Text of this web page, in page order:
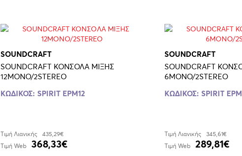
SOUNDCRAFT
SOUNDCRAFT ΚΟΝΣΟΛΑ ΜΙΞΗΣ
12MONO/2STEREO
ΚΩΔΙΚΟΣ: SPIRIT EPM12
Τιμή Λιανικής
435,29€
Τιμή Web
368,33€
SOUNDCRAFT
SOUNDCRAFT
6MONO/2STEREO
ΚΩΔΙΚΟΣ: SPIRIT
Τιμή Λιανικής
345,61€
Τιμή Web
289,81€